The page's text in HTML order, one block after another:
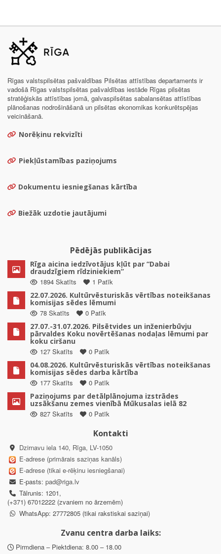
Rīgas valstspilsētas pašvaldības Pilsētas attīstības departaments ir
vadošā Rīgas valstspilsētas pašvaldības iestāde Rīgas pilsētas
stratēģiskās attīstības jomā, galvaspilsētas sabalansētas attīstības
plānošanas nodrošināšanā un pilsētas ekonomikas konkurētspējas
veicināšanā.
Norēķinu rekvizīti
Piekļūstamības paziņojums
Dokumentu iesniegšanas kārtība
Biežāk uzdotie jautājumi
Pēdējās publikācijas
Rīga aicina iedzīvotājus kļūt par “Dabai
draudzīgiem rīdziniekiem”
1894 Skatīts
1 Patīk
22.07.2026. Kultūrvēsturiskās vērtības noteikšanas
komisijas sēdes lēmumi
78 Skatīts
0 Patīk
27.07.-31.07.2026. Pilsētvides un inženierbūvju
pārvaldes Koku novērtēšanas nodaļas lēmumi par
koku ciršanu
127 Skatīts
0 Patīk
04.08.2026. Kultūrvēsturiskās vērtības noteikšanas
komisijas sēdes darba kārtība
177 Skatīts
0 Patīk
Paziņojums par detālplānojuma izstrādes
uzsākšanu zemes vienībā Mūkusalas ielā 82
827 Skatīts
0 Patīk
Kontakti
Dzirnavu iela 140, Rīga, LV-1050
E-adrese (primārais saziņas kanāls)
E-adrese (tikai e-rēķinu iesniegšanai)
E-pasts: pad@riga.lv
Tālrunis: 1201,
(+371) 67012222 (zvaniem no ārzemēm)
WhatsApp: 27772805 (tikai rakstiskai saziņai)
Zvanu centra darba laiks:
Pirmdiena – Piektdiena: 8.00 – 18.00